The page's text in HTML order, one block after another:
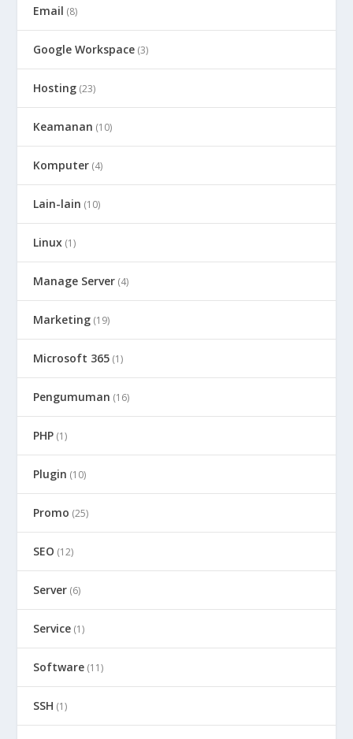
Email (8)
Google Workspace (3)
Hosting (23)
Keamanan (10)
Komputer (4)
Lain-lain (10)
Linux (1)
Manage Server (4)
Marketing (19)
Microsoft 365 (1)
Pengumuman (16)
PHP (1)
Plugin (10)
Promo (25)
SEO (12)
Server (6)
Service (1)
Software (11)
SSH (1)